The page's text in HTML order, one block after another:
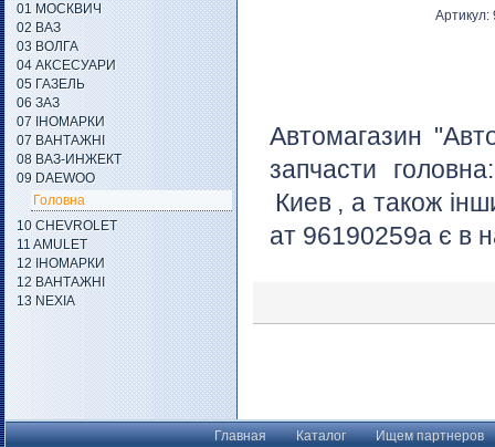
Автомагазин
запчасти
Киев , а також
ат 96190259а є в
01 МОСКВИЧ
02 ВАЗ
03 ВОЛГА
04 АКСЕСУАРИ
05 ГАЗЕЛЬ
06 ЗАЗ
07 ІНОМАРКИ
07 ВАНТАЖНІ
08 ВАЗ-ИНЖЕКТ
09 DAEWOO
Головна
10 CHEVROLET
11 AMULET
12 ІНОМАРКИ
12 ВАНТАЖНІ
13 NEXIA
Главная Каталог Ищем партнеров